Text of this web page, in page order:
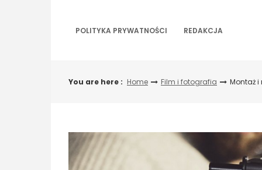
POLITYKA PRYWATNOŚCI REDAKCJA
You are here : Home Film i fotografia Montaż